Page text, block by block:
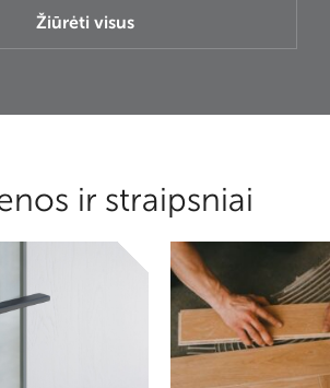
Žiūrėti visus
ir straipsniai